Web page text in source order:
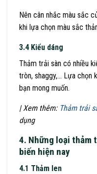
Nên cân nhắc màu sắc
khi lựa chọn màu sắc
3.4 Kiểu dáng
Thảm trải sàn có nhiều
tròn, shaggy,… Lựa chọn
bạn mong muốn.
| Xem thêm:Thảm trải
dụng
4. Những loại thảm
biến hiện nay
4.1 Thảm len